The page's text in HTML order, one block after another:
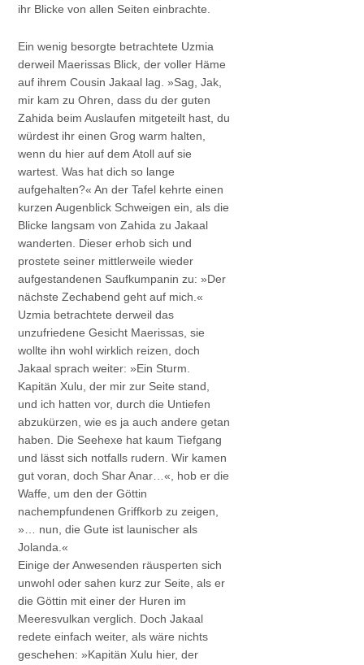
ihr Blicke von allen Seiten einbrachte.
Ein wenig besorgte betrachtete Uzmia
derweil Maerissas Blick, der voller Häme
auf ihrem Cousin Jakaal lag. »Sag, Jak,
mir kam zu Ohren, dass du der guten
Zahida beim Auslaufen mitgeteilt hast, du
würdest ihr einen Grog warm halten,
wenn du hier auf dem Atoll auf sie
wartest. Was hat dich so lange
aufgehalten?« An der Tafel kehrte einen
kurzen Augenblick Schweigen ein, als die
Blicke langsam von Zahida zu Jakaal
wanderten. Dieser erhob sich und
prostete seiner mittlerweile wieder
aufgestandenen Saufkumpanin zu: »Der
nächste Zechabend geht auf mich.«
Uzmia betrachtete derweil das
unzufriedene Gesicht Maerissas, sie
wollte ihn wohl wirklich reizen, doch
Jakaal sprach weiter: »Ein Sturm.
Kapitän Xulu, der mir zur Seite stand,
und ich hatten vor, durch die Untiefen
abzukürzen, wie es ja auch andere getan
haben. Die Seehexe hat kaum Tiefgang
und lässt sich notfalls rudern. Wir kamen
gut voran, doch Shar Anar…«, hob er die
Waffe, um den der Göttin
nachempfundenen Griffkorb zu zeigen,
»… nun, die Gute ist launischer als
Jolanda.«
Einige der Anwesenden räusperten sich
unwohl oder sahen kurz zur Seite, als er
die Göttin mit einer der Huren im
Meeresvulkan verglich. Doch Jakaal
redete einfach weiter, als wäre nichts
geschehen: »Kapitän Xulu hier, der